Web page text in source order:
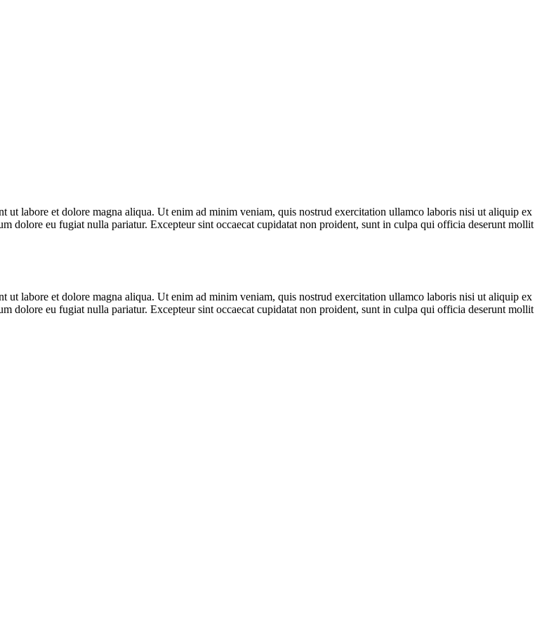
labore et dolore magna aliqua. Ut enim ad minim veniam, quis nostrud exercitation ullamco laboris nisi ut aliquip ex
dolore eu fugiat nulla pariatur. Excepteur sint occaecat cupidatat non proident, sunt in culpa qui officia deserunt mollit
labore et dolore magna aliqua. Ut enim ad minim veniam, quis nostrud exercitation ullamco laboris nisi ut aliquip ex
dolore eu fugiat nulla pariatur. Excepteur sint occaecat cupidatat non proident, sunt in culpa qui officia deserunt mollit